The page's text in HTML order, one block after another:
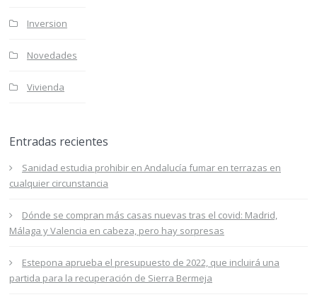
Inversion
Novedades
Vivienda
Entradas recientes
Sanidad estudia prohibir en Andalucía fumar en terrazas en
cualquier circunstancia
Dónde se compran más casas nuevas tras el covid: Madrid,
Málaga y Valencia en cabeza, pero hay sorpresas
Estepona aprueba el presupuesto de 2022, que incluirá una
partida para la recuperación de Sierra Bermeja